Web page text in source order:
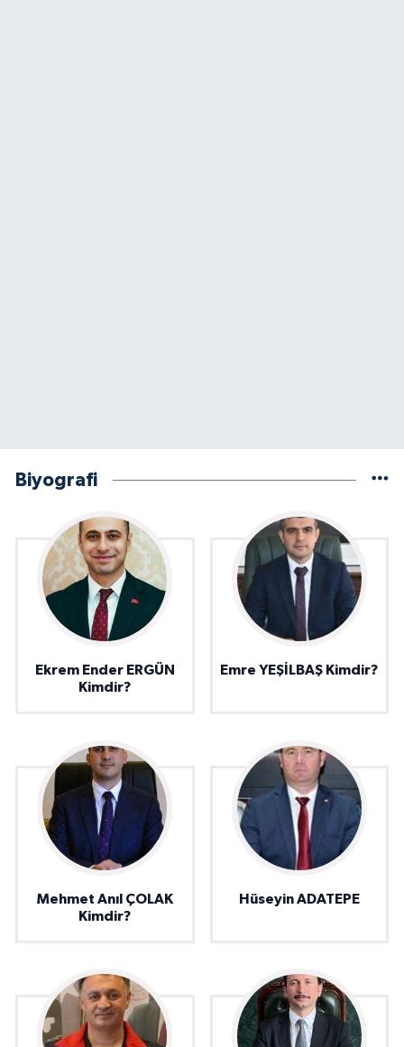
Biyografi
Ekrem Ender ERGÜN
Kimdir?
Emre YEŞİLBAŞ Kimdir?
Mehmet Anıl ÇOLAK
Kimdir?
Hüseyin ADATEPE